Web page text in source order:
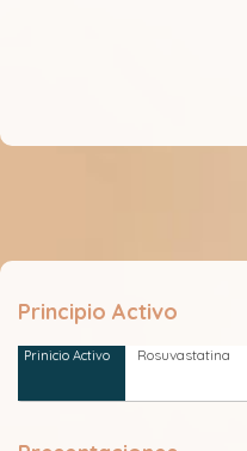
Principio Activo
Rosuvastatina